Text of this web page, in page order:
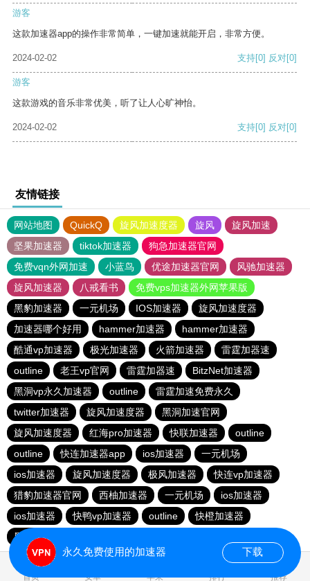
游客
这款加速器app的操作非常简单，一键加速就能开启，非常方便。
2024-02-02 支持[0] 反对[0]
游客
这款游戏的音乐非常优美，听了让人心旷神怡。
2024-02-02 支持[0] 反对[0]
友情链接
网站地图 QuickQ 旋风加速度器 旋风
旋风加速
坚果加速器
tiktok加速器
狗急加速器官网
免费vqn外网加速
小蓝鸟 优途加速器官网
风驰加速器
旋风加速器
八戒看书
免费vps加速器外网苹果版
黑豹加速器
一元机场 IOS加速器
旋风加速度器
加速器哪个好用
hammer加速器
hammer加速器
酷通vp加速器
极光加速器 火箭加速器
雷霆加器速
outline
老王vp官网 雷霆加器速
BitzNet加速器
黑洞vp永久加速器
outline
雷霆加速免费永久
twitter加速器
旋风加速度器
黑洞加速官网
旋风加速度器
红海pro加速器 快联加速器
outline
outline
快连加速器app ios加速器
一元机场
ios加速器
旋风加速度器 极风加速器
快连vp加速器
猎豹加速器官网
西柚加速器 一元机场
ios加速器
ios加速器
快鸭vp加速器 outline
快橙加速器
黑洞vqn加速
首页 安卓 苹果 排行 推荐
永久免费使用的加速器 下载
1.355348s